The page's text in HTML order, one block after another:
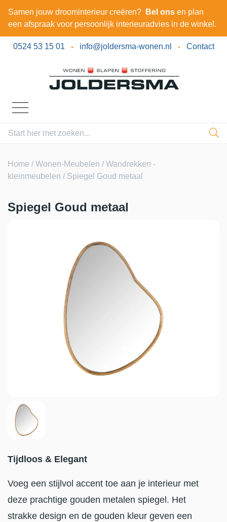
Samen jouw droominterieur creëren? Bel ons en plan
een afspraak voor persoonlijk interieuradvies in de winkel.
0524 53 15 01 - info@joldersma-wonen.nl - Contact
Home /Wonen-Meubelen /Wandrekken -
kleinmeubelen / Spiegel Goud metaal
Spiegel Goud metaal
Tijdloos & Elegant
Voeg een stijlvol accent toe aan je interieur met
deze prachtige gouden metalen spiegel. Het
strakke design en de gouden kleur geven een